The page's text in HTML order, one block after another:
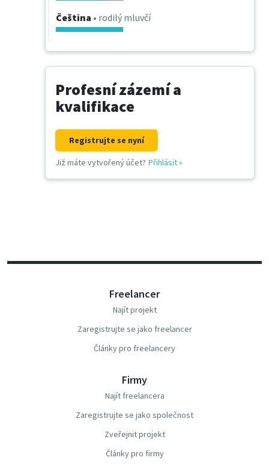
Čeština • rodilý mluvčí
Profesní zázemí a
kvalifikace
Registrujte se nyní
Již máte vytvořený účet? Přihlásit»
Freelancer
Najít projekt
Zaregistrujte se jako freelancer
Články pro freelancery
Firmy
Najít freelancera
Zaregistrujte se jako společnost
Zveřejnit projekt
Články pro firmy